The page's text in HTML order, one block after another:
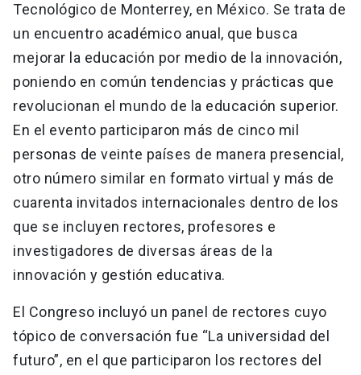
Tecnológico de Monterrey, en México. Se trata de
un encuentro académico anual, que busca
mejorar la educación por medio de la innovación,
poniendo en común tendencias y prácticas que
revolucionan el mundo de la educación superior.
En el evento participaron más de cinco mil
personas de veinte países de manera presencial,
otro número similar en formato virtual y más de
cuarenta invitados internacionales dentro de los
que se incluyen rectores, profesores e
investigadores de diversas áreas de la
innovación y gestión educativa.
El Congreso incluyó un panel de rectores cuyo
tópico de conversación fue “La universidad del
futuro”, en el que participaron los rectores del